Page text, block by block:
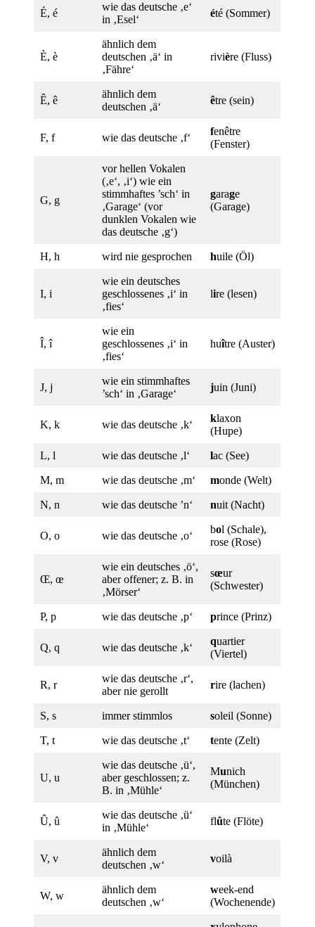
É, é
wie das deutsche ‚e‘
in ‚Esel‘
été (Sommer)
È, è
ähnlich dem
deutschen ‚ä‘ in
‚Fähre‘
rivière (Fluss)
Ê, ê
ähnlich dem
deutschen ‚ä‘
être (sein)
F, f wie das deutsche ‚f‘
fenêtre
(Fenster)
G, g
vor hellen Vokalen
(‚e‘, ‚i‘) wie ein
stimmhaftes ’sch‘ in
‚Garage‘ (vor
dunklen Vokalen wie
das deutsche ‚g‘)
garage
(Garage)
H, h wird nie gesprochen huile (Öl)
I, i
wie ein deutsches
geschlossenes ‚i‘ in
‚fies‘
lire (lesen)
Î, î
wie ein
geschlossenes ‚i‘ in
‚fies‘
huître (Auster)
J, j
wie ein stimmhaftes
’sch‘ in ‚Garage‘
juin (Juni)
K, k wie das deutsche ‚k‘
klaxon
(Hupe)
L, l wie das deutsche ‚l‘ lac (See)
M, m wie das deutsche ‚m‘ monde (Welt)
N, n wie das deutsche ’n‘ nuit (Nacht)
O, o wie das deutsche ‚o‘
bol (Schale),
rose (Rose)
Œ, œ
wie ein deutsches ‚ö‘,
aber offener; z. B. in
‚Mörser‘
sœur
(Schwester)
P, p wie das deutsche ‚p‘ prince (Prinz)
Q, q wie das deutsche ‚k‘
quartier
(Viertel)
R, r
wie das deutsche ‚r‘,
aber nie gerollt
rire (lachen)
S, s immer stimmlos soleil (Sonne)
T, t wie das deutsche ‚t‘ tente (Zelt)
U, u
wie das deutsche ‚ü‘,
aber geschlossen; z.
B. in ‚Mühle‘
Munich
(München)
Û, û
wie das deutsche ‚ü‘
in ‚Mühle‘
flûte (Flöte)
V, v
ähnlich dem
deutschen ‚w‘
voilà
W, w
ähnlich dem
deutschen ‚w‘
week-end
(Wochenende)